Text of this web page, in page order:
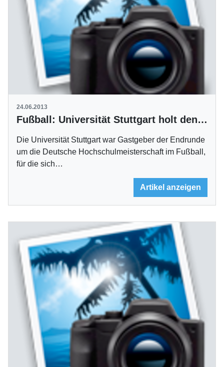
24.06.2013
Fußball: Universität Stuttgart holt den Titel
Die Universität Stuttgart war Gastgeber der Endrunde
um die Deutsche Hochschulmeisterschaft im Fußball,
für die sich…
Artikel anzeigen